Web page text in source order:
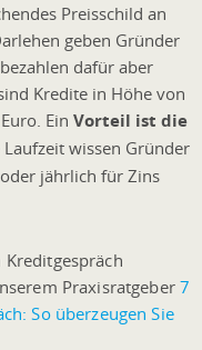
Preisschild an
geben Gründer
dafür aber
Kredite in Höhe von
Ein Vorteil ist die
wissen Gründer
jährlich für Zins
Praxisratgeber7
So überzeugen Sie